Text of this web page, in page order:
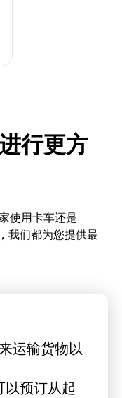
行更方
使用卡车还是
我们都为您提供最
运输货物以
预订从起